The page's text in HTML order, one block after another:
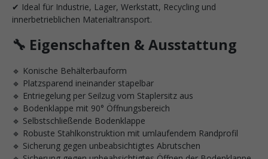
✔ Ideal für Industrie, Lager, Werkstatt, Recycling und
innerbetrieblichen Materialtransport.
🔧 Eigenschaften & Ausstattung
🔹 Konische Behälterbauform
🔹 Platzsparend ineinander stapelbar
🔹 Entriegelung per Seilzug vom Staplersitz aus
🔹 Bodenklappe mit 90° Öffnungsbereich
🔹 Selbstschließende Bodenklappe
🔹 Robuste Stahlkonstruktion mit umlaufendem Randprofil
🔹 Sicherung gegen unbeabsichtigtes Abrutschen